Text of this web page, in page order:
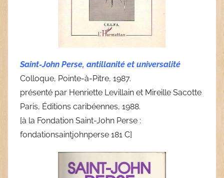
Saint-John Perse, antillanité et universalité
Colloque, Pointe-à-Pitre, 1987.
présenté par Henriette Levillain et Mireille Sacotte
Paris, Éditions caribéennes, 1988.
[à la Fondation Saint-John Perse :
fondationsaintjohnperse 181 C]